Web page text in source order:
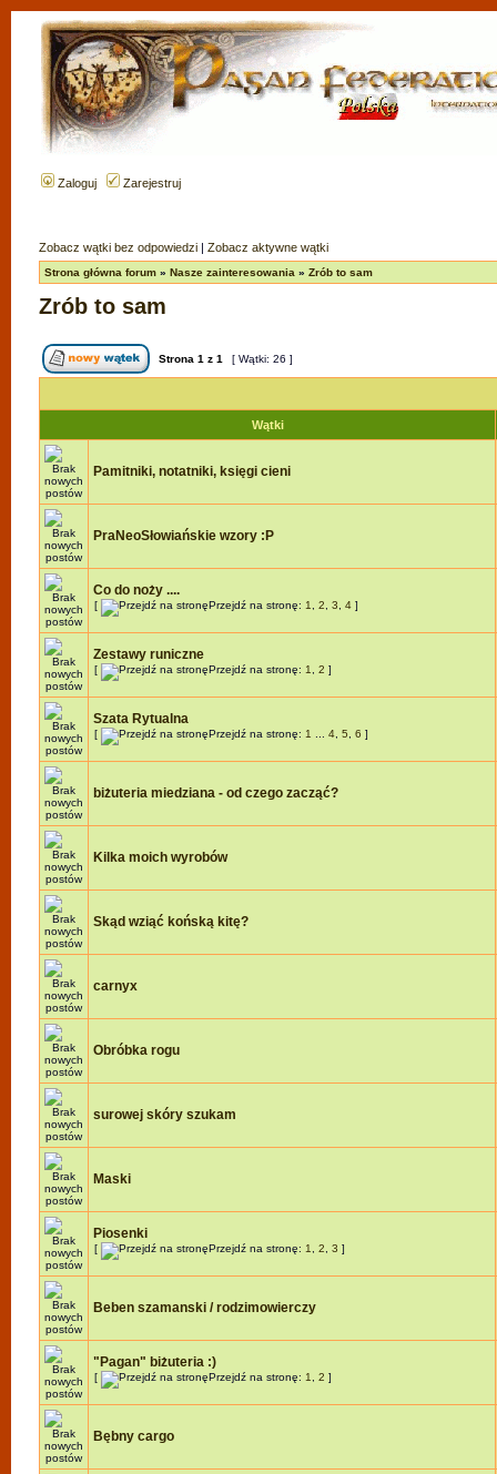
Zaloguj Zarejestruj
Zobacz wątki bez odpowiedzi | Zobacz aktywne wątki
Strona główna forum » Nasze zainteresowania » Zrób to sam
Zrób to sam
Strona 1 z 1 [ Wątki: 26 ]
Wątki
Pamitniki, notatniki, księgi cieni
PraNeoSłowiańskie wzory :P
Co do noży ....
[ Przejdź na stronę: 1 2 3 4 ]
Zestawy runiczne
[ Przejdź na stronę: 1 2 ]
Szata Rytualna
[ Przejdź na stronę: 1 4 5 6 ]
biżuteria miedziana - od czego zacząć?
Kilka moich wyrobów
Skąd wziąć końską kitę?
carnyx
Obróbka rogu
surowej skóry szukam
Maski
Piosenki
[ Przejdź na stronę: 1 2 3 ]
Beben szamanski / rodzimowierczy
"Pagan" biżuteria :)
[ Przejdź na stronę: 1 2 ]
Bębny cargo